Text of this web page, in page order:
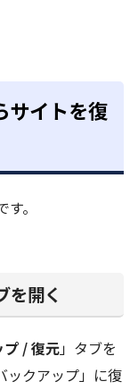
サイトを復
。
を開く
プ / 復元」タブを
ックアップ」に復